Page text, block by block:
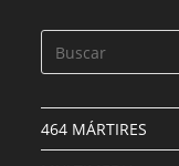
464 MÁRTIRES